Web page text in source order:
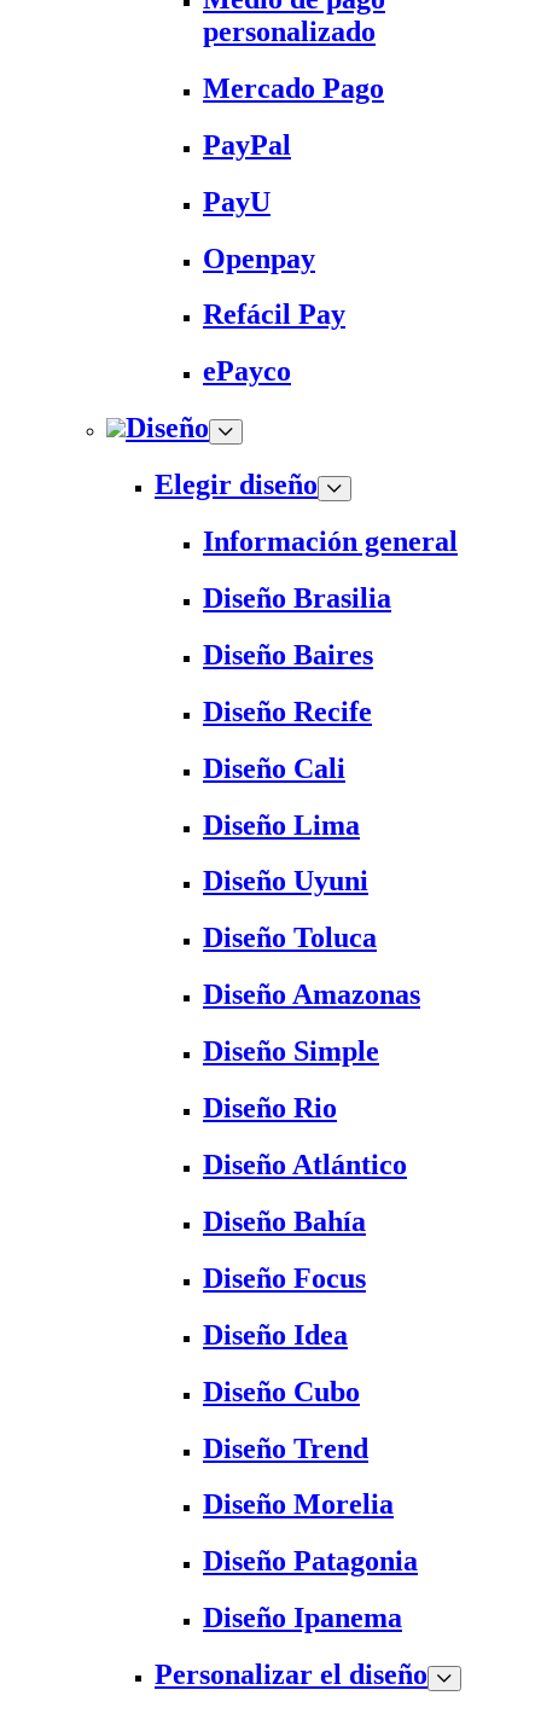
personalizado
Mercado Pago
PayPal
PayU
Openpay
Refácil Pay
ePayco
Diseño
Elegir diseño
Información general
Diseño Brasilia
Diseño Baires
Diseño Recife
Diseño Cali
Diseño Lima
Diseño Uyuni
Diseño Toluca
Diseño Amazonas
Diseño Simple
Diseño Rio
Diseño Atlántico
Diseño Bahía
Diseño Focus
Diseño Idea
Diseño Cubo
Diseño Trend
Diseño Morelia
Diseño Patagonia
Diseño Ipanema
Personalizar el diseño